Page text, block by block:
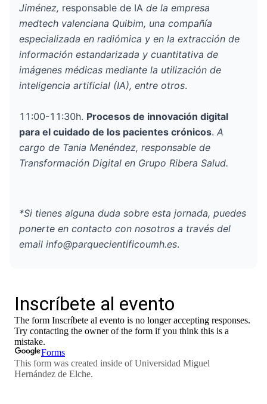
Jiménez, responsable de IA de la empresa
medtech valenciana Quibim, una compañía
especializada en radiómica y en la extracción de
información estandarizada y cuantitativa de
imágenes médicas mediante la utilización de
inteligencia artificial (IA), entre otros.
11:00-11:30h. Procesos de innovación digital
para el cuidado de los pacientes crónicos. A
cargo de Tania Menéndez, responsable de
Transformación Digital en Grupo Ribera Salud.
*Si tienes alguna duda sobre esta jornada, puedes
ponerte en contacto con nosotros a través del
email info@parquecientificoumh.es.